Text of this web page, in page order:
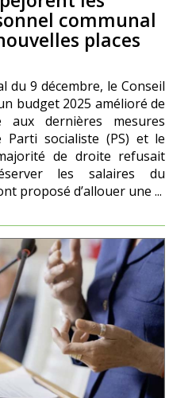
communal
places
du 9 décembre, le Conseil
budget 2025 amélioré de
aux dernières mesures
Parti socialiste (PS) et le
de droite refusait
les salaires du
proposé d’allouer une ...